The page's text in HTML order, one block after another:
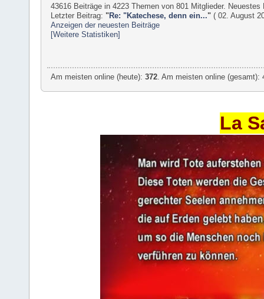
43616 Beiträge in 4223 Themen von 801 Mitglieder.
Letzter Beitrag: "Re: "Katechese, denn ein..." ( 02. August
Anzeigen der neuesten Beiträge
[Weitere Statistiken]
Am meisten online (heute):372 . Am meisten online
La